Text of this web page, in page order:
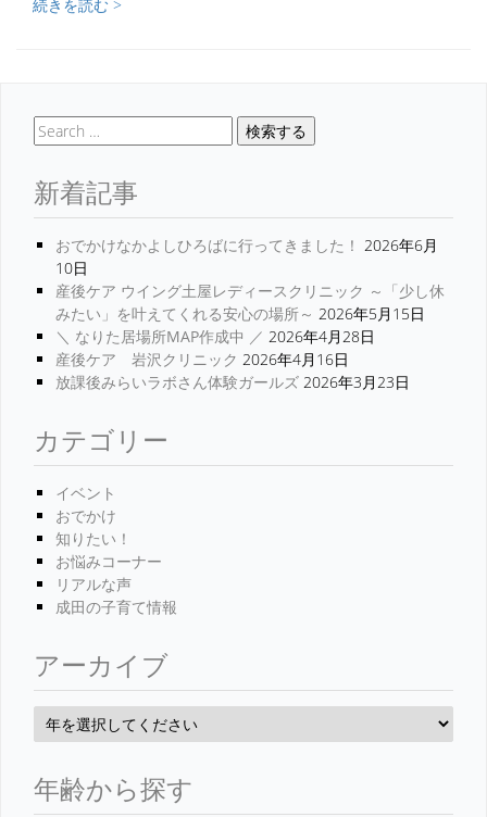
続きを読む >
検索する
新着記事
おでかけなかよしひろばに行ってきました！ 2026年6月
10日
産後ケア ウイング土屋レディースクリニック ～「少し休
みたい」を叶えてくれる安心の場所～ 2026年5月15日
＼ なりた居場所MAP作成中 ／ 2026年4月28日
産後ケア 岩沢クリニック 2026年4月16日
放課後みらいラボさん体験ガールズ 2026年3月23日
カテゴリー
イベント
おでかけ
知りたい！
お悩みコーナー
リアルな声
成田の子育て情報
アーカイブ
年齢から探す